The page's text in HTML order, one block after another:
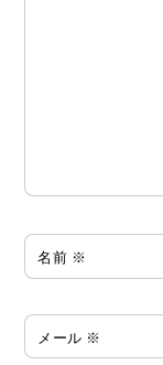
名前 ※
メール ※